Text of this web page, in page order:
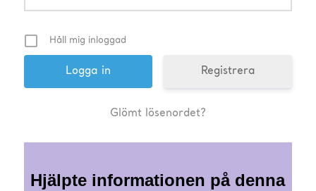
Håll mig inloggad
Registrera
Glömt lösenordet?
Hjälpte informationen på denna